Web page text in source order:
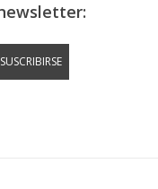
SUSCRIBIRSE